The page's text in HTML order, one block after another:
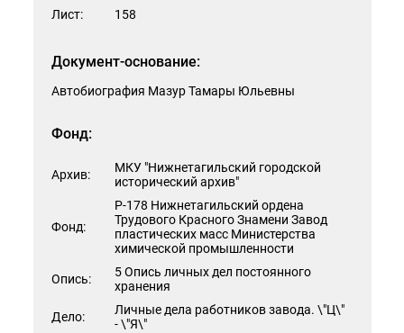
Лист:
158
Документ-основание:
Автобиография Мазур Тамары Юльевны
Фонд:
Архив:
МКУ "Нижнетагильский городской
исторический архив"
Фонд:
Р-178 Нижнетагильский ордена
Трудового Красного Знамени Завод
пластических масс Министерства
химической промышленности
Опись:
5 Опись личных дел постоянного
хранения
Дело:
Личные дела работников завода. \"Ц\"
- \"Я\"